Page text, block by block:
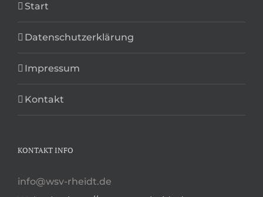
Start
Datenschutzerklärung
Impressum
Kontakt
KONTAKT INFO
info@wsv-rheidt.de